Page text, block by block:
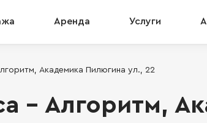
Аренда Услуги
Академика Пилюгина ул., 22
- Алгоритм,